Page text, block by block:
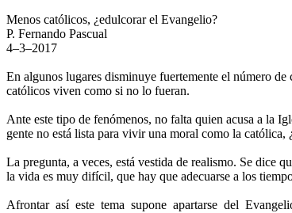
Menos católicos, ¿edulcorar el Evangelio?
P. Fernando Pascual
4–3–2017
En algunos lugares disminuye fuertemente el número
católicos viven como si no lo fueran.
Ante este tipo de fenómenos, no falta quien acusa a la
gente no está lista para vivir una moral como la
La pregunta, a veces, está vestida de realismo. Se dice
la vida es muy difícil, que hay que adecuarse a los
Afrontar así este tema supone apartarse del